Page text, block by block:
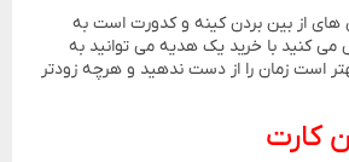
از بین بردن کینه و کدورت است به
کنید با خرید یک هدیه می توانید به
است زمان را از دست ندهید و هرچه زودتر
کارت